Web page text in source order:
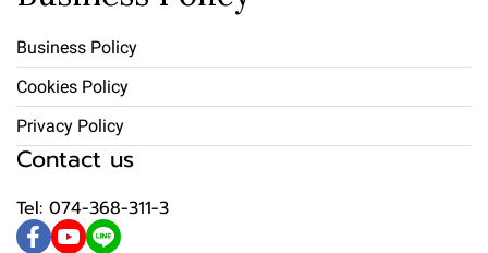
Business Policy
Cookies Policy
Privacy Policy
Contact us
Tel: 074-368-311-3